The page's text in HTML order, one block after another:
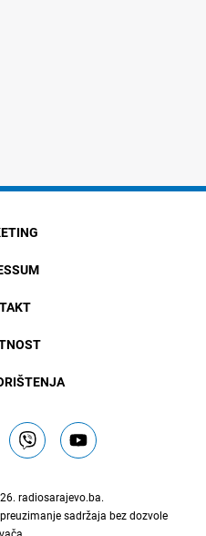
radiosarajevo.ba.
sadržaja bez dozvole